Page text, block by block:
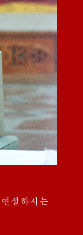
설하시는